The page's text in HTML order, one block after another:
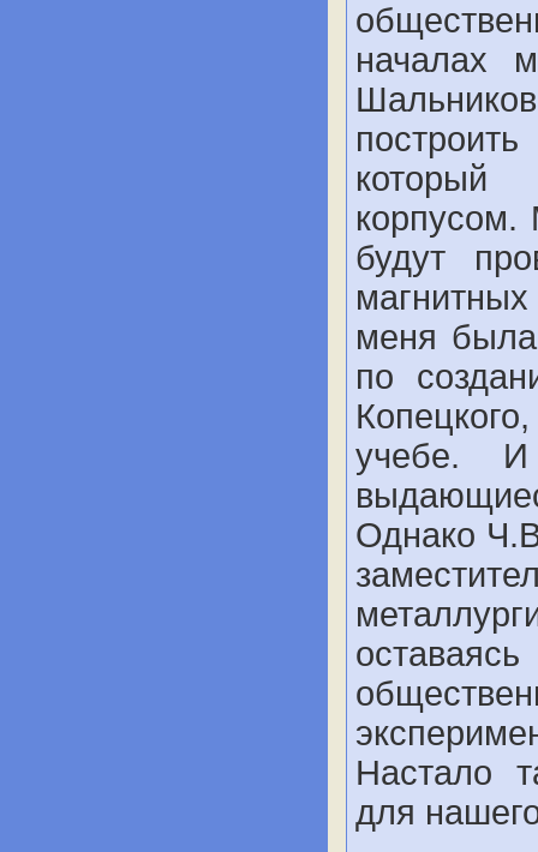
началах
который
корпусом.
будут
меня
по
учебе.
Однако
Настало
для